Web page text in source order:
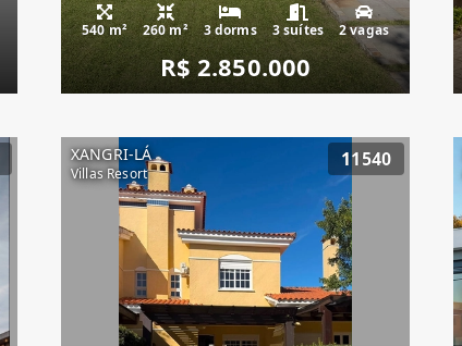
540 m² 260 m² 3 dorms 3 suítes 2 vagas
R$ 2.850.000
XANGRI-LÁ
Villas Resort
11540